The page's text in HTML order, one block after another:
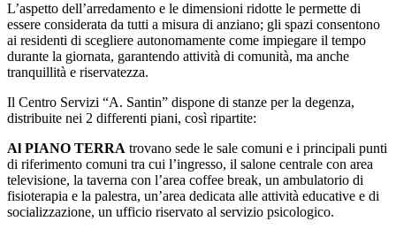
L’aspetto dell’arredamento e le dimensioni ridotte le permette di
essere considerata da tutti a misura di anziano; gli spazi consentono
ai residenti di scegliere autonomamente come impiegare il tempo
durante la giornata, garantendo attività di comunità, ma anche
tranquillità e riservatezza.
Il Centro Servizi “A. Santin” dispone di stanze per la degenza,
distribuite nei 2 differenti piani, così ripartite:
Al PIANO TERRA trovano sede le sale comuni e i principali punti
di riferimento comuni tra cui l’ingresso, il salone centrale con area
televisione, la taverna con l’area coffee break, un ambulatorio di
fisioterapia e la palestra, un’area dedicata alle attività educative e di
socializzazione, un ufficio riservato al servizio psicologico.